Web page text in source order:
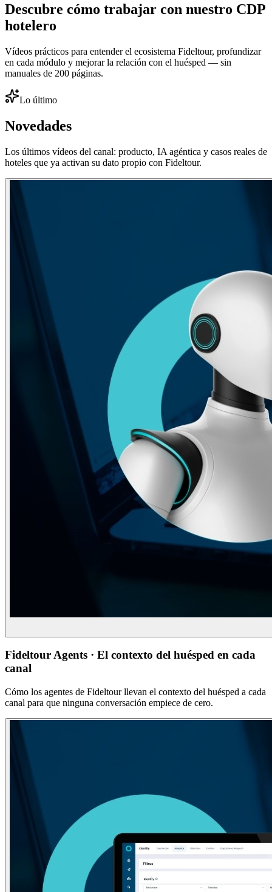
Descubre cómo trabajar con nuestro CDP
hotelero
Vídeos prácticos para entender el ecosistema Fideltour, profundizar
en cada módulo y mejorar la relación con el huésped — sin
manuales de 200 páginas.
Lo último
Novedades
Los últimos vídeos del canal: producto, IA agéntica y casos reales de
hoteles que ya activan su dato propio con Fideltour.
Fideltour Agents · El contexto del huésped en cada
canal
Cómo los agentes de Fideltour llevan el contexto del huésped a cada
canal para que ninguna conversación empiece de cero.